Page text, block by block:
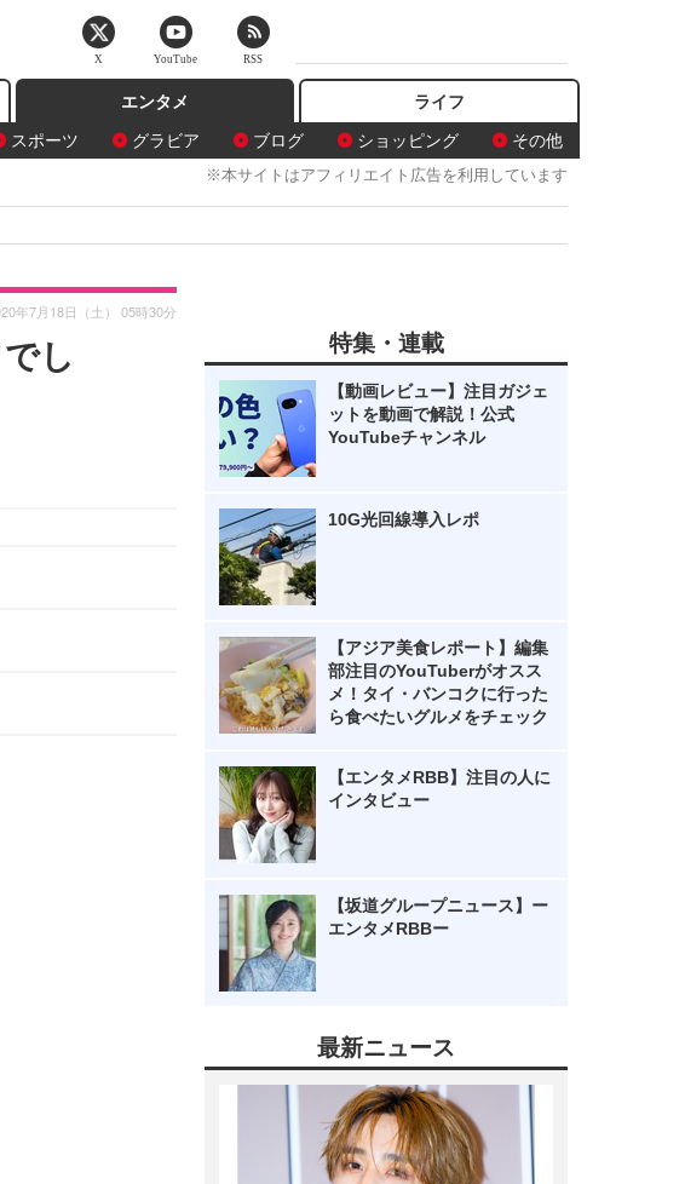
エンタメ
スポーツ グラビア ブログ ショッピング その他
ライフ
※本サイトはアフィリエイト広告を利用しています
し
年7月18日（土） 05時30分
特集・連載
【動画レビュー】注目ガジェ
ットを動画で解説！公式
YouTubeチャンネル
10G光回線導入レポ
【アジア美食レポート】編集
部注目のYouTuberがオスス
メ！タイ・バンコクに行った
ら食べたいグルメをチェック
【エンタメRBB】注目の人に
インタビュー
【坂道グループニュース】ー
エンタメRBBー
最新ニュース
X YouTube RSS